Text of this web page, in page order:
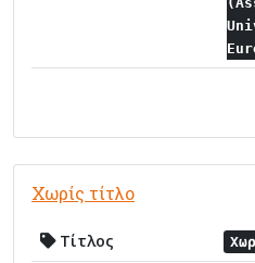
Χωρίς τίτλο
Τίτλος